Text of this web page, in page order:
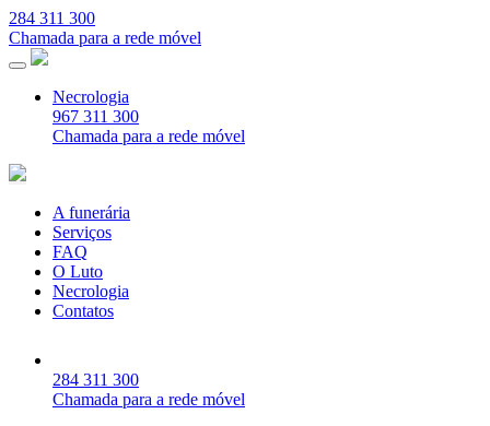
284 311 300
Chamada para a rede móvel
Necrologia
967 311 300
Chamada para a rede móvel
A funerária
Serviços
FAQ
O Luto
Necrologia
Contatos
284 311 300
Chamada para a rede móvel